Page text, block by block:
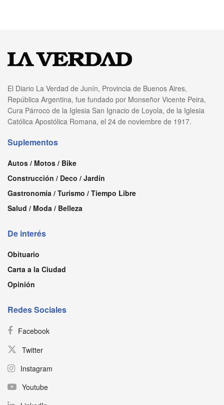
El Diario La Verdad de Junín, Provincia de Buenos Aires,
República Argentina, fue fundado por Monseñor Vicente Peira,
Cura Párroco de la Iglesia San Ignacio de Loyola, de la Iglesia
Católica Apostólica Romana, el 24 de noviembre de 1917.
Suplementos
Autos / Motos / Bike
Construcción / Deco / Jardín
Gastronomía / Turismo / Tiempo Libre
Salud / Moda / Belleza
De interés
Obituario
Carta a la Ciudad
Opinión
Redes Sociales
Facebook
Twitter
Instagram
Youtube